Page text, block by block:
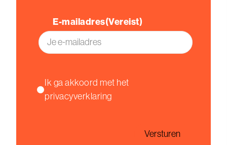
E-mailadres(Vereist)
Instemming
Ik ga akkoord met het
privacyverklaring